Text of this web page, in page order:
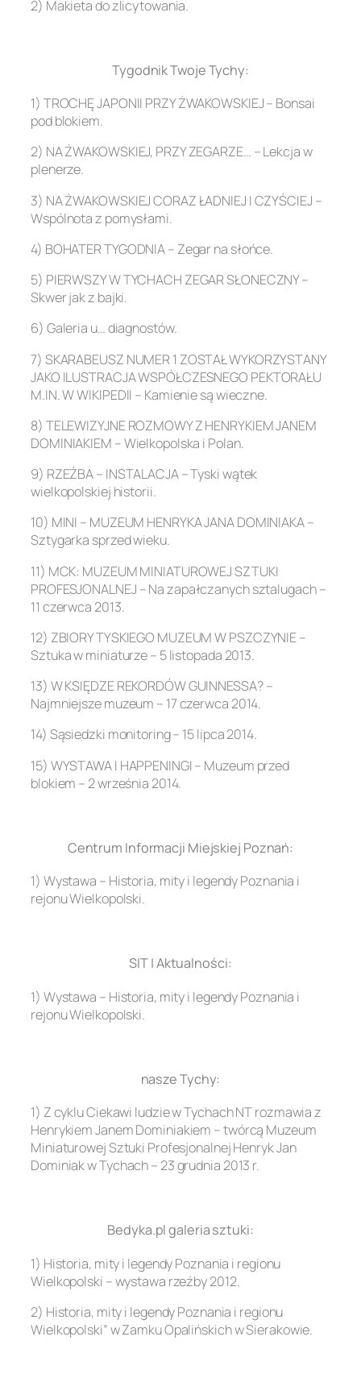
2) Makieta do zlicytowania.
Tygodnik Twoje Tychy:
1) TROCHĘ JAPONII PRZY ŻWAKOWSKIEJ – Bonsai
pod blokiem.
2) NA ŻWAKOWSKIEJ, PRZY ZEGARZE… – Lekcja w
plenerze.
3) NA ŻWAKOWSKIEJ CORAZ ŁADNIEJ I CZYŚCIEJ –
Wspólnota z pomysłami.
4) BOHATER TYGODNIA – Zegar na słońce.
5) PIERWSZY W TYCHACH ZEGAR SŁONECZNY –
Skwer jak z bajki.
6) Galeria u… diagnostów.
7) SKARABEUSZ NUMER 1 ZOSTAŁ WYKORZYSTANY
JAKO ILUSTRACJA WSPÓŁCZESNEGO PEKTORAŁU
M.IN. W WIKIPEDII – Kamienie są wieczne.
8) TELEWIZYJNE ROZMOWY Z HENRYKIEM JANEM
DOMINIAKIEM – Wielkopolska i Polan.
9) RZEŹBA – INSTALACJA – Tyski wątek
wielkopolskiej historii.
10) MINI – MUZEUM HENRYKA JANA DOMINIAKA –
Sztygarka sprzed wieku.
11) MCK: MUZEUM MINIATUROWEJ SZTUKI
PROFESJONALNEJ – Na zapałczanych sztalugach –
11 czerwca 2013.
12) ZBIORY TYSKIEGO MUZEUM W PSZCZYNIE –
Sztuka w miniaturze – 5 listopada 2013.
13) W KSIĘDZE REKORDÓW GUINNESSA? –
Najmniejsze muzeum – 17 czerwca 2014.
14) Sąsiedzki monitoring – 15 lipca 2014.
15) WYSTAWA I HAPPENINGI – Muzeum przed
blokiem – 2 września 2014.
Centrum Informacji Miejskiej Poznań:
1) Wystawa – Historia, mity i legendy Poznania i
rejonu Wielkopolski.
SIT | Aktualności:
1) Wystawa – Historia, mity i legendy Poznania i
rejonu Wielkopolski.
nasze Tychy:
1) Z cyklu Ciekawi ludzie w Tychach NT rozmawia z
Henrykiem Janem Dominiakiem – twórcą Muzeum
Miniaturowej Sztuki Profesjonalnej Henryk Jan
Dominiak w Tychach – 23 grudnia 2013 r.
Bedyka.pl galeria sztuki:
1) Historia, mity i legendy Poznania i regionu
Wielkopolski – wystawa rzeźby 2012.
2) Historia, mity i legendy Poznania i regionu
Wielkopolski” w Zamku Opalińskich w Sierakowie.